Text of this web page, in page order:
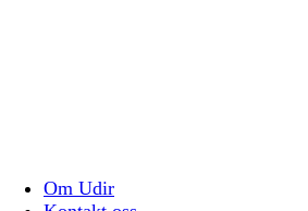
Om Udir